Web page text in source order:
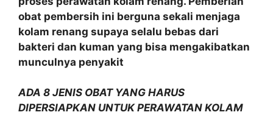
obat pembersih ini berguna sekali menjaga
kolam renang supaya selalu bebas dari
bakteri dan kuman yang bisa mengakibatkan
munculnya penyakit
ADA 8 JENIS OBAT YANG HARUS
DIPERSIAPKAN UNTUK PERAWATAN KOLAM